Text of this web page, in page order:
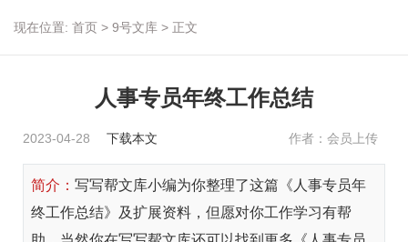
现在位置: 首页 > 9号文库 > 正文
人事专员年终工作总结
2023-04-28 下载本文 作者：会员上传
简介： 写写帮文库小编为你整理了这篇《人事专员年
终工作总结》及扩展资料，但愿对你工作学习有帮